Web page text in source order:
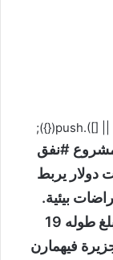
مشروع #نفق
دولار يربط
بيئية.
وكان من المنتظر أن يكتمل النفق، الذي يبلغ طوله 19
فيهمارن